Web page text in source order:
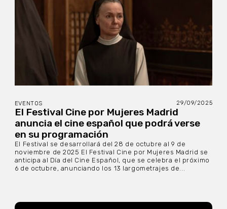
EVENTOS 29/09/2025
El Festival Cine por Mujeres Madrid
anuncia el cine español que podrá verse
en su programación
El Festival se desarrollará del 28 de octubre al 9 de
noviembre de 2025 El Festival Cine por Mujeres Madrid se
anticipa al Día del Cine Español, que se celebra el próximo
6 de octubre, anunciando los 13 largometrajes de...